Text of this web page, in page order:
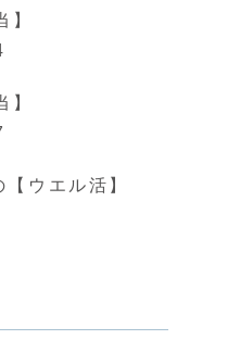
】
】
ウエル活】